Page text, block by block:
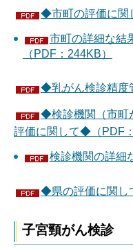
◆市町の評価に関
市町の詳細な結
（PDF：244KB）
◆乳がん検診精度
◆検診機関（市町
評価に関して◆（PDF
検診機関の詳細
◆県の評価に関し
子宮頸がん検診